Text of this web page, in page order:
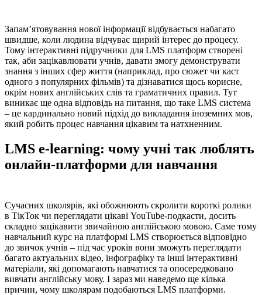
Запам’ятовування нової інформації відбувається набагато
швидше, коли людина відчуває щирий інтерес до процесу.
Тому інтерактивні підручники для LMS платформ створені
так, аби зацікавлювати учнів, давати змогу демонструвати
знання з інших сфер життя (наприклад, про сюжет чи каст
одного з популярних фільмів) та дізнаватися щось корисне,
окрім нових англійських слів та граматичних правил. Тут
виникає ще одна відповідь на питання, що таке LMS система
– це кардинально новий підхід до викладання іноземних мов,
який робить процес навчання цікавим та натхненним.
LMS e-learning: чому учні так люблять
онлайн-платформи для навчання
Сучасних школярів, які обожнюють скролити короткі ролики
в ТікТок чи переглядати цікаві YouTube-подкасти, досить
складно зацікавити звичайною англійською мовою. Саме тому
навчальний курс на платформі LMS створюється відповідно
до звичок учнів – під час уроків вони зможуть переглядати
багато актуальних відео, інфографіку та інші інтерактивні
матеріали, які допомагають навчатися та опосередковано
вивчати англійську мову. І зараз ми наведемо ще кілька
причин, чому школярам подобаються LMS платформи.